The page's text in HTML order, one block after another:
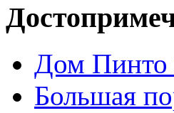
Дом Пинто
Большая